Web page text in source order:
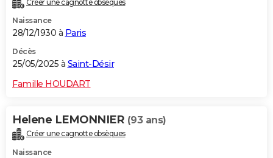
Créer une cagnotte obsèques
Naissance
28/12/1930 à Paris
Décès
25/05/2025 à Saint-Désir
Famille HOUDART
Helene LEMONNIER (93 ans)
Créer une cagnotte obsèques
Naissance